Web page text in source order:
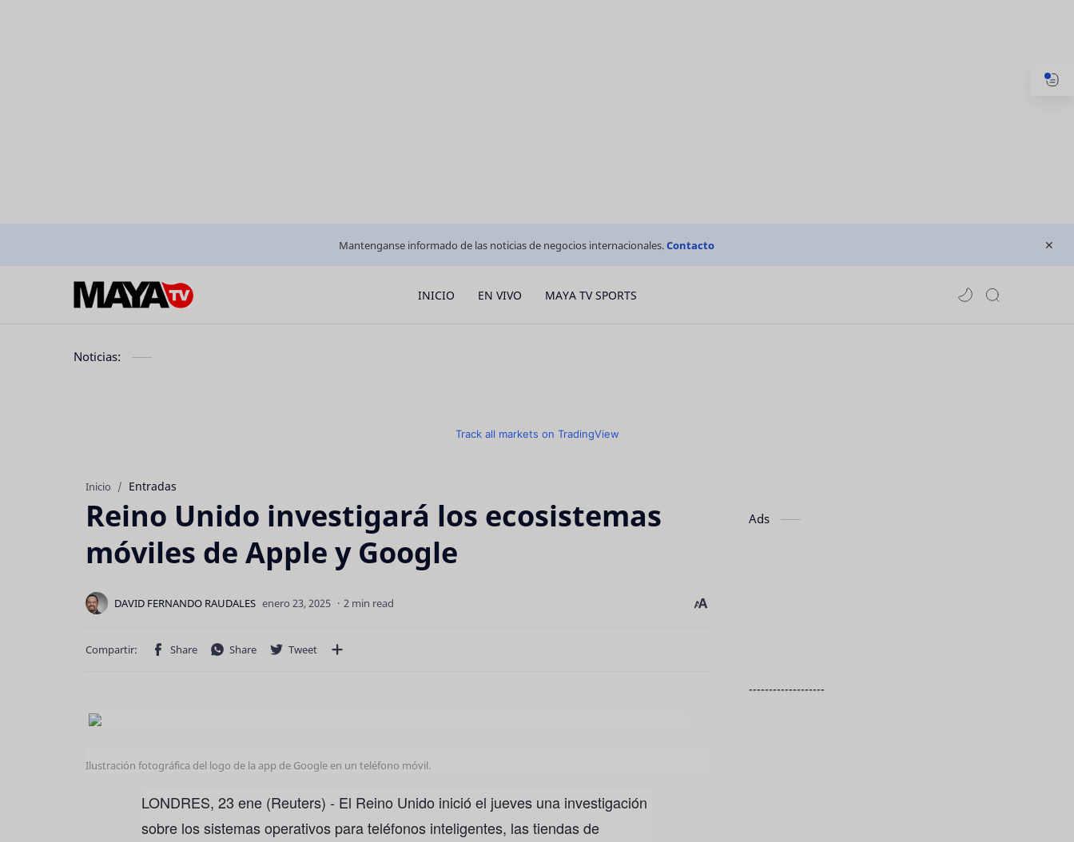
Mantenganse informado de las noticias de negocios internacionales.Contacto
INICIO EN VIVO MAYA TV SPORTS
Noticias:
Track all markets on TradingView
Inicio Entradas
Reino Unido investigará los ecosistemas
móviles de Apple y Google
2 min read
Ilustración fotográfica del logo de la app de Google en un teléfono móvil.
LONDRES, 23 ene (Reuters) - El Reino Unido inició el jueves una investigación
sobre los sistemas operativos para teléfonos inteligentes, las tiendas de
Ads
-------------------